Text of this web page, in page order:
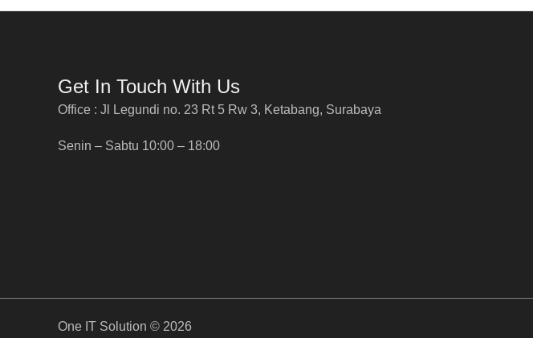
Get In Touch With Us
Office : Jl Legundi no. 23 Rt 5 Rw 3, Ketabang, Surabaya
Senin – Sabtu 10:00 – 18:00
One IT Solution © 2026